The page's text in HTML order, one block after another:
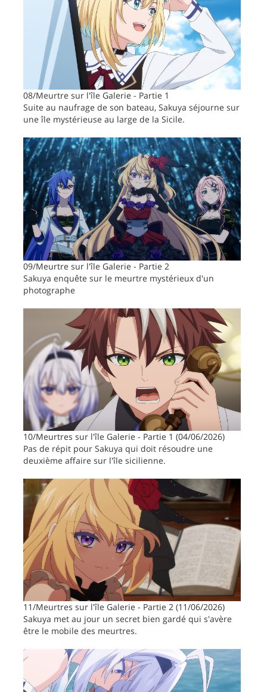
08/Meurtre sur l'île Galerie - Partie 1
Suite au naufrage de son bateau, Sakuya séjourne sur
une île mystérieuse au large de la Sicile.
09/Meurtre sur l'île Galerie - Partie 2
Sakuya enquête sur le meurtre mystérieux d'un
photographe
10/Meurtres sur l'île Galerie - Partie 1 (04/06/2026)
Pas de répit pour Sakuya qui doit résoudre une
deuxième affaire sur l'île sicilienne.
11/Meurtres sur l'île Galerie - Partie 2 (11/06/2026)
Sakuya met au jour un secret bien gardé qui s'avère
être le mobile des meurtres.